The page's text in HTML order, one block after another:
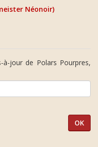
Néonoir)
jour de Polars Pourpres,